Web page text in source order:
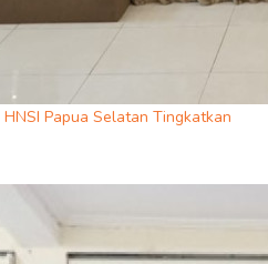
Papua Selatan Tingkatkan